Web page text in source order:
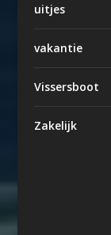
uitjes
vakantie
Vissersboot
Zakelijk